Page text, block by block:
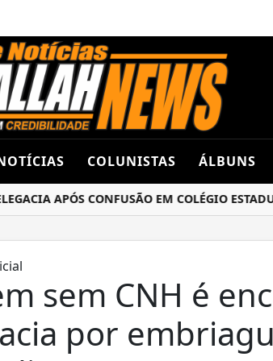
COLUNISTAS ÁLBUNS
APÓS CONFUSÃO EM COLÉGIO ESTADUAL
sem CNH é
por